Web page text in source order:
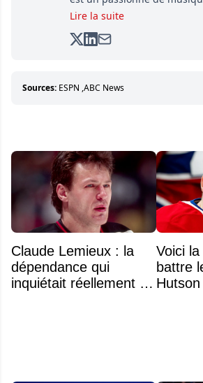
basketball. Il suit de très
et divertissant.
Lire la suite
Sources: ESPN ,ABC News
Claude Lemieux : la
dépendance qui
inquiétait réellement sa
Voici
battre
Hutson